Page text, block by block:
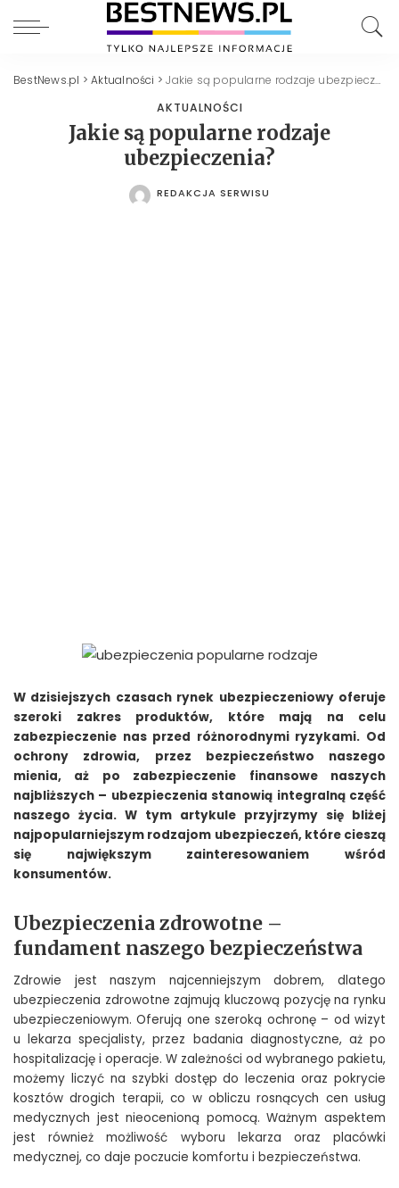
BestNews.pl >Aktualności >Jakie są popularne rodzaje ubezpieczenia?
AKTUALNOŚCI
Jakie są popularne rodzaje
ubezpieczenia?
POSTED
REDAKCJA SERWISU
W dzisiejszych czasach rynek ubezpieczeniowy oferuje
szeroki zakres produktów, które mają na celu
zabezpieczenie nas przed różnorodnymi ryzykami. Od
ochrony zdrowia, przez bezpieczeństwo naszego
mienia, aż po zabezpieczenie finansowe naszych
najbliższych – ubezpieczenia stanowią integralną część
naszego życia. W tym artykule przyjrzymy się bliżej
najpopularniejszym rodzajom ubezpieczeń, które cieszą
się największym zainteresowaniem wśród
konsumentów.
Ubezpieczenia zdrowotne –
fundament naszego bezpieczeństwa
Zdrowie jest naszym najcenniejszym dobrem, dlatego
ubezpieczenia zdrowotne zajmują kluczową pozycję na rynku
ubezpieczeniowym. Oferują one szeroką ochronę – od wizyt
u lekarza specjalisty, przez badania diagnostyczne, aż po
hospitalizację i operacje. W zależności od wybranego pakietu,
możemy liczyć na szybki dostęp do leczenia oraz pokrycie
kosztów drogich terapii, co w obliczu rosnących cen usług
medycznych jest nieocenioną pomocą. Ważnym aspektem
jest również możliwość wyboru lekarza oraz placówki
medycznej, co daje poczucie komfortu i bezpieczeństwa.